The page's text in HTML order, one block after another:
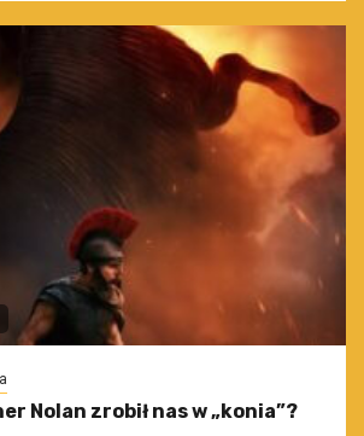
Nolan zrobił nas w „konia”?